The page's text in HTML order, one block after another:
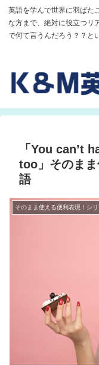
英語を学んで世界に羽ばた
な方まで、絶対に役立つリ
で何て言うんだろう？？と
「You can’t
too」そのま
語
そのまま使える便利表現！シ